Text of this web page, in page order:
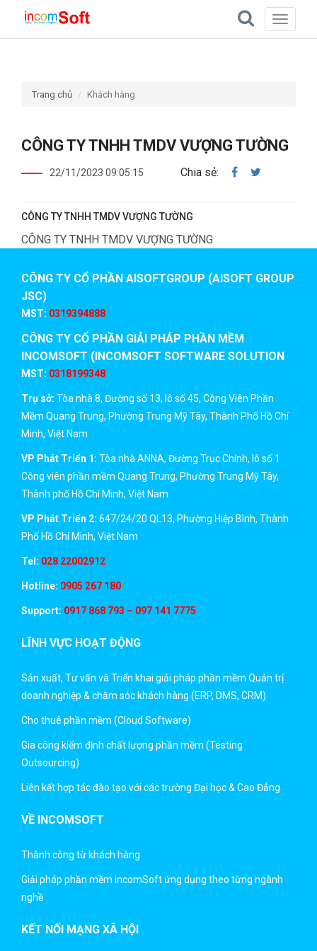
Toggle
Trang chủ Khách hàng
CÔNG TY TNHH TMDV VƯỢNG TƯỜNG
22/11/2023 09:05:15 Chia sẻ:
CÔNG TY TNHH TMDV VƯỢNG TƯỜNG
CÔNG TY TNHH TMDV VƯỢNG TƯỜNG
CÔNG TY CỔ PHẦN AISOFTGROUP (AISOFT GROUP
JSC)
MST: 0319394888
CÔNG TY CỔ PHẦN GIẢI PHÁP PHẦN MỀM
INCOMSOFT (INCOMSOFT SOFTWARE SOLUTION
JSC)
MST: 0318199348
Trụ sở: Tòa nhà 8, Đường số 13, lô số 45, Công Viên Phần
Mềm Quang Trung, Phường Trung Mỹ Tây, Thành Phố Hồ Chí
Minh, Việt Nam
VP Phát Triển 1: Tòa nhà ANNA, Đường Trục Chính, lô số 1
Công viên phần mềm Quang Trung, Phường Trung Mỹ Tây,
Thành phố Hồ Chí Minh, Việt Nam
VP Phát Triển 2: 647/24/20 QL13, Phường Hiệp Bình, Thành
Phố Hồ Chí Minh, Việt Nam
Tel: 028 22002912
Hotline: 0905 267 180
Support: 0917 868 793 – 097 141 7775
LĨNH VỰC HOẠT ĐỘNG
Sản xuất, Tư vấn và Triển khai giải pháp phần mềm Quản trị
doanh nghiệp & chăm sóc khách hàng (ERP, DMS, CRM)
Cho thuê phần mềm (Cloud Software)
Gia công kiểm định chất lượng phần mềm (Testing
Outsourcing)
Liên kết hợp tác đào tạo với các trường Đại học & Cao Đẳng
VỀ INCOMSOFT
Thành công từ khách hàng
Giải pháp phần mềm incomSoft ứng dụng theo từng ngành
nghề
KẾT NỐI MẠNG XÃ HỘI